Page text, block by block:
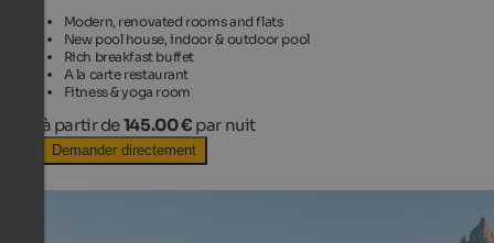
Modern, renovated rooms and flats
New pool house, indoor & outdoor pool
Rich breakfast buffet
A la carte restaurant
Fitness & yoga room
à partir de145.00 € par nuit
Demander directement